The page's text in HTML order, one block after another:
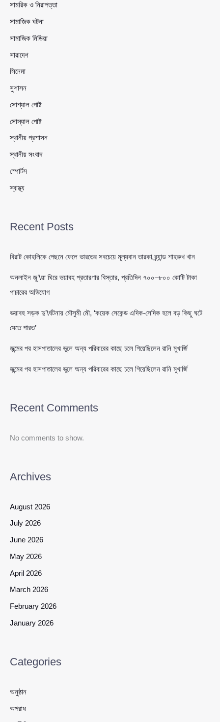
সামরিক ও নিরাপত্তা
সামাজিক ঘটনা
সামাজিক মিডিয়া
সারাদেশ
সিনেমা
সুশাসন
সোশ্যাল পোষ্ট
সোস্যাল পোষ্ট
স্থানীয় প্রশাসন
স্থানীয় সংবাদ
স্পোর্টস
স্বাস্থ্য
Recent Posts
বিরাট কোহলিকে পেছনে ফেলে ভারতের সবচেয়ে মূল্যবান তারকা ব্র্যান্ড শাহরুখ খান
অনলাইন জু’\য়া ঘিরে ভয়াবহ প্রতারণার বিস্তার, প্রতিদিন ৭০০–৮০০ কোটি টাকা
পাচারের অভিযোগ
ভয়াবহ সড়ক দু’\র্ঘটনায় মৌসুমী মৌ, ‘কয়েক সেকেন্ড এদিক-সেদিক হলে বড় কিছু ঘটে
যেতে পারত’
জন্মের পর হাসপাতালের ভুলে অন্য পরিবারের কাছে চলে গিয়েছিলেন রানি মুখার্জি
জন্মের পর হাসপাতালের ভুলে অন্য পরিবারের কাছে চলে গিয়েছিলেন রানি মুখার্জি
Recent Comments
No comments to show.
Archives
August 2026
July 2026
June 2026
May 2026
April 2026
March 2026
February 2026
January 2026
Categories
অনুষ্ঠান
অপরাধ